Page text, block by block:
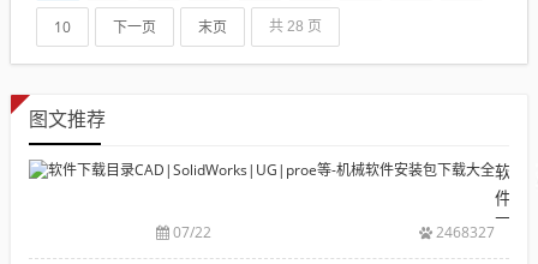
10 下一页 末页 共 28 页
图文推荐
软
件
下
07/22 2468327